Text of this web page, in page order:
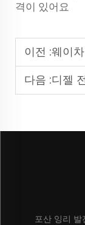
격이 있어요
이전 :웨이
다음 :디젤
포산 잉리 발